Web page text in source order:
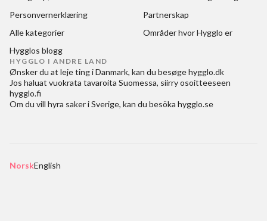
Personvernerklæring
Partnerskap
Alle kategorier
Områder hvor Hygglo er
Hygglos blogg
HYGGLO I ANDRE LAND
Ønsker du at leje ting i Danmark, kan du besøgehygglo.dk
Jos haluat vuokrata tavaroita Suomessa, siirry osoitteeseen
hygglo.fi
Om du vill hyra saker i Sverige, kan du besöka hygglo.se
NorskEnglish